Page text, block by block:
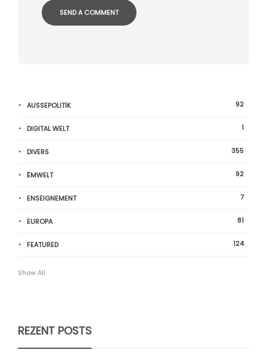
AUSSEPOLITIK 92
DIGITAL WELT 1
DIVERS 355
ËMWELT 92
ENSEIGNEMENT 7
EUROPA 81
FEATURED 124
Show All
REZENT POSTS